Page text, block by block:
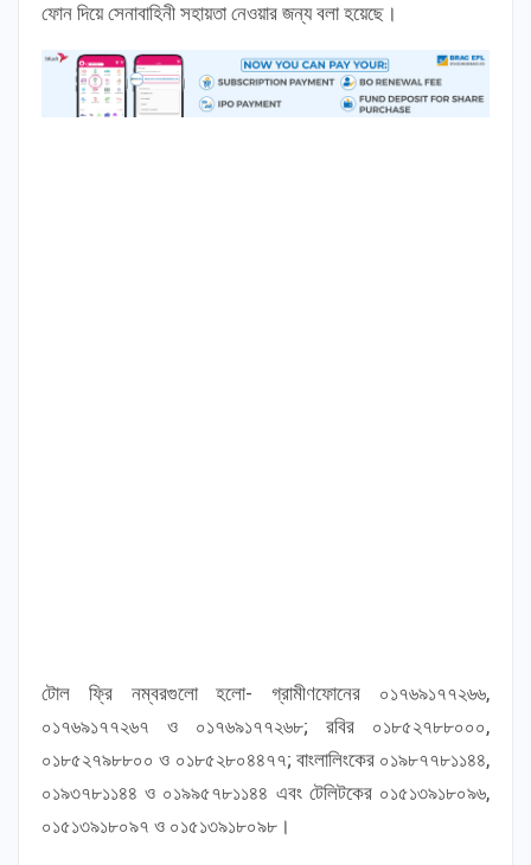
ফোন দিয়ে সেনাবাহিনী সহায়তা নেওয়ার জন্য বলা হয়েছে।
টোল ফ্রি নম্বরগুলো হলো- গ্রামীণফোনের ০১৭৬৯১৭৭২৬৬,
০১৭৬৯১৭৭২৬৭ ও ০১৭৬৯১৭৭২৬৮; রবির ০১৮৫২৭৮৮০০০,
০১৮৫২৭৯৮৮০০ ও ০১৮৫২৮০৪৪৭৭; বাংলালিংকের ০১৯৮৭৭৮১১৪৪,
০১৯৩৭৮১১৪৪ ও ০১৯৯৫৭৮১১৪৪ এবং টেলিটকের ০১৫১৩৯১৮০৯৬,
০১৫১৩৯১৮০৯৭ ও ০১৫১৩৯১৮০৯৮।